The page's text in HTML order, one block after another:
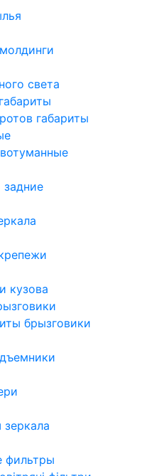
света
габариты
кузова
брызговики
фильтры